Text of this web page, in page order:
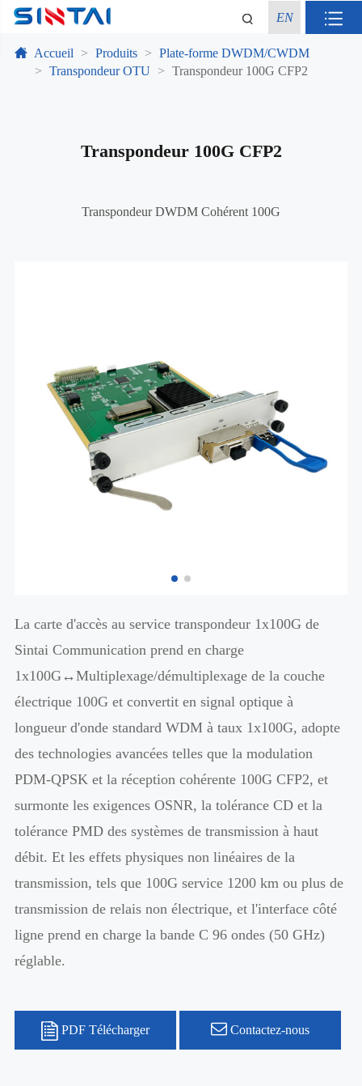
EN
Accueil Produits
Plate-forme DWDM/CWDM
Transpondeur OTU
Transpondeur 100G CFP2
Transpondeur 100G CFP2
Transpondeur DWDM Cohérent 100G
La carte d'accès au service transpondeur 1x100G de
Sintai Communication prend en charge
1x100G↔Multiplexage/démultiplexage de la couche
électrique 100G et convertit en signal optique à
longueur d'onde standard WDM à taux 1x100G, adopte
des technologies avancées telles que la modulation
PDM-QPSK et la réception cohérente 100G CFP2, et
surmonte les exigences OSNR, la tolérance CD et la
tolérance PMD des systèmes de transmission à haut
débit. Et les effets physiques non linéaires de la
transmission, tels que 100G service 1200 km ou plus de
transmission de relais non électrique, et l'interface côté
ligne prend en charge la bande C 96 ondes (50 GHz)
réglable.
PDF Télécharger Contactez-nous